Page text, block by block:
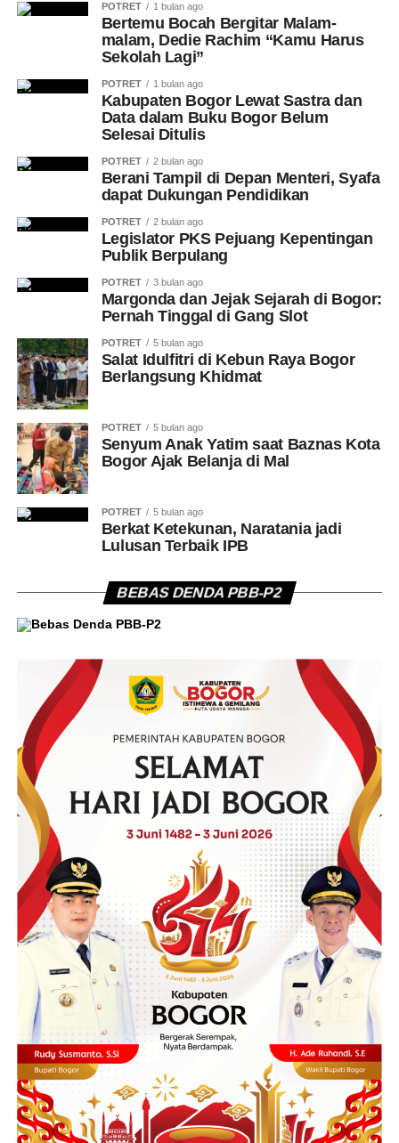
POTRET 1 bulan ago
Bertemu Bocah Bergitar Malam-
malam, Dedie Rachim “Kamu Harus
Sekolah Lagi”
POTRET 1 bulan ago
Kabupaten Bogor Lewat Sastra dan
Data dalam Buku Bogor Belum
Selesai Ditulis
POTRET 2 bulan ago
Berani Tampil di Depan Menteri, Syafa
dapat Dukungan Pendidikan
POTRET 2 bulan ago
Legislator PKS Pejuang Kepentingan
Publik Berpulang
POTRET 3 bulan ago
Margonda dan Jejak Sejarah di Bogor:
Pernah Tinggal di Gang Slot
POTRET 5 bulan ago
Salat Idulfitri di Kebun Raya Bogor
Berlangsung Khidmat
POTRET 5 bulan ago
Senyum Anak Yatim saat Baznas Kota
Bogor Ajak Belanja di Mal
POTRET 5 bulan ago
Berkat Ketekunan, Naratania jadi
Lulusan Terbaik IPB
BEBAS DENDA PBB-P2